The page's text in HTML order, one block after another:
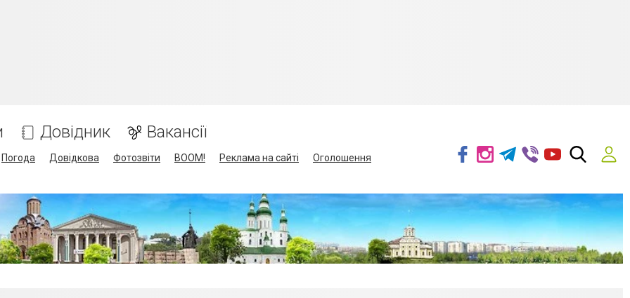
Довідник Вакансії
Погода Довідкова Фотозвіти BOOM! Реклама на сайті Оголошення